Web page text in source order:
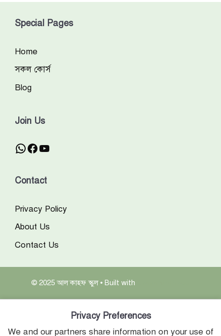
Special Pages
Home
সকল কোর্স
Blog
Join Us
WhatsApp
Facebook
YouTube
Contact
Privacy Policy
About Us
Contact Us
© 2025 আল কাহফ স্কুল• Built with
Privacy Preferences
We and our partners share information on your use of